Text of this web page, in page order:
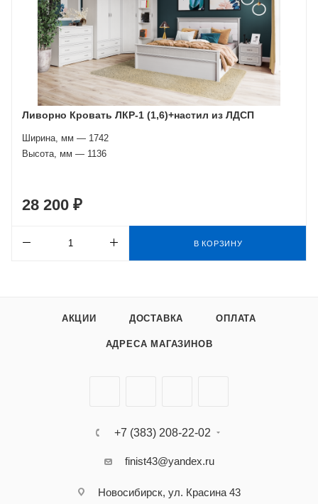
Ливорно Кровать ЛКР-1 (1,6)+настил из ЛДСП
Ширина, мм — 1742
Высота, мм — 1136
28 200 ₽
В КОРЗИНУ
АКЦИИ ДОСТАВКА ОПЛАТА
АДРЕСА МАГАЗИНОВ
+7 (383) 208-22-02
finist43@yandex.ru
Новосибирск, ул. Красина 43